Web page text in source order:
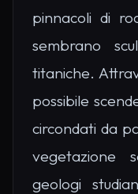
pinnacoli di
sembrano
titaniche.
possibile
circondati da
vegetazione
geologi